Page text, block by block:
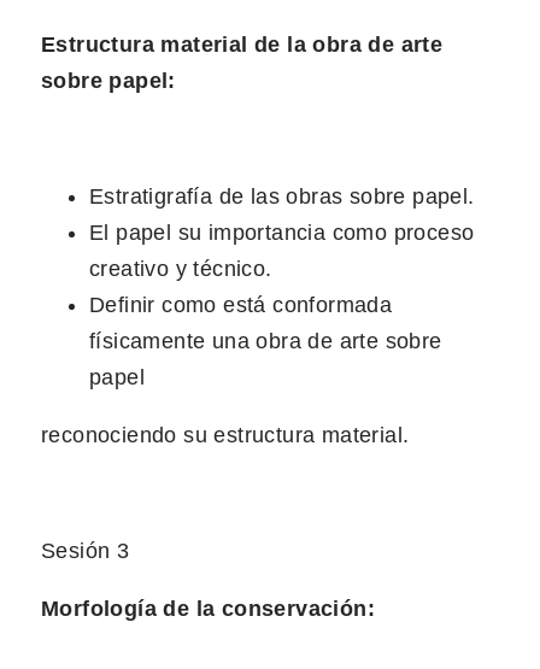
Estructura material de la obra de arte
sobre papel:
Estratigrafía de las obras sobre papel.
El papel su importancia como proceso
creativo y técnico.
Definir como está conformada
físicamente una obra de arte sobre
papel
reconociendo su estructura material.
Sesión 3
Morfología de la conservación: